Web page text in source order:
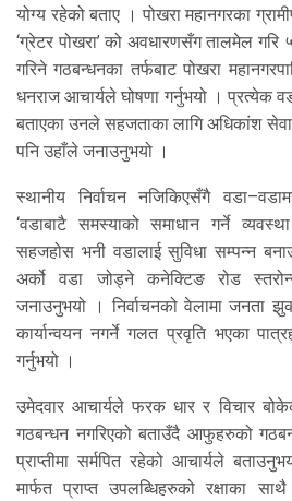
योग्य रहेको बताए । पोखरा महानगरका
‘ग्रेटर पोखरा’ को अवधारणसँग तालमेल गरि
गरिने गठबन्धनका तर्फबाट पोखरा
धनराज आचार्यले घोषणा गर्नुभयो । प्रत्येक
बताएका उनले सहजताका लागि अधिकांश
पनि उहाँले जनाउनुभयो ।
स्थानीय निर्वाचन नजिकिएसँगै
‘वडाबाटै समस्याको समाधान गर्ने
सहजहोस भनी वडालाई सुविधा सम्पन्न
अर्को वडा जोड्ने कनेक्टिङ रोड
जनाउनुभयो । निर्वाचनको वेलामा जनता
कार्यान्वयन नगर्ने गलत प्रवृति भएका
गर्नुभयो ।
उमेदवार आचार्यले फरक धार र विचार
गठबन्धन नगरिएको बताउँदै आफुहरुको
प्राप्तीमा सर्मपित रहेको आचार्यले
मार्फत प्राप्त उपलब्धिहरुको रक्षाका